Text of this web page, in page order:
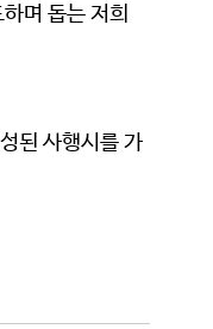
며 돕는 저희
된 사행시를 가